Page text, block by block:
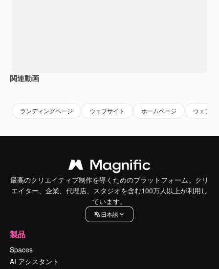
関連動画
ランディングページ ウェブサイト ホームページ ウェブ
最高のクリエイティブ制作を導くためのプラットフォーム。クリ
エイター、企業、代理店、スタジオを含む100万人以上が利用し
ています。
日本語
製品
Spaces
AI アシスタント